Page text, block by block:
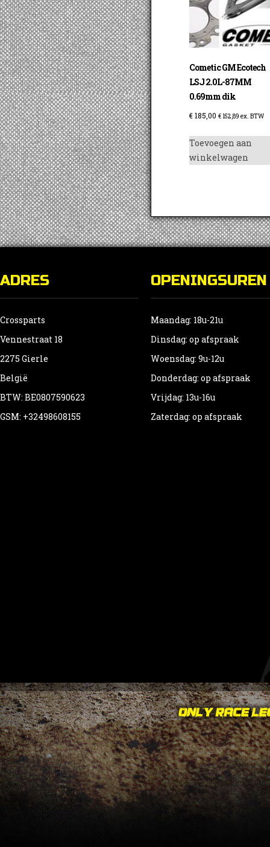
Cometic GM Ecotech
LSJ 2.0L-87MM
0.69mm dik
€185,00 € 152,89 ex. BTW
Toevoegen aan
winkelwagen
ADRES
Crossparts
Vennestraat 18
2275 Gierle
België
BTW: BE0807590623
GSM: +32498608155
OPENINGSUREN
Maandag: 18u-21u
Dinsdag: op afspraak
Woensdag: 9u-12u
Donderdag: op afspraak
Vrijdag: 13u-16u
Zaterdag: op afspraak